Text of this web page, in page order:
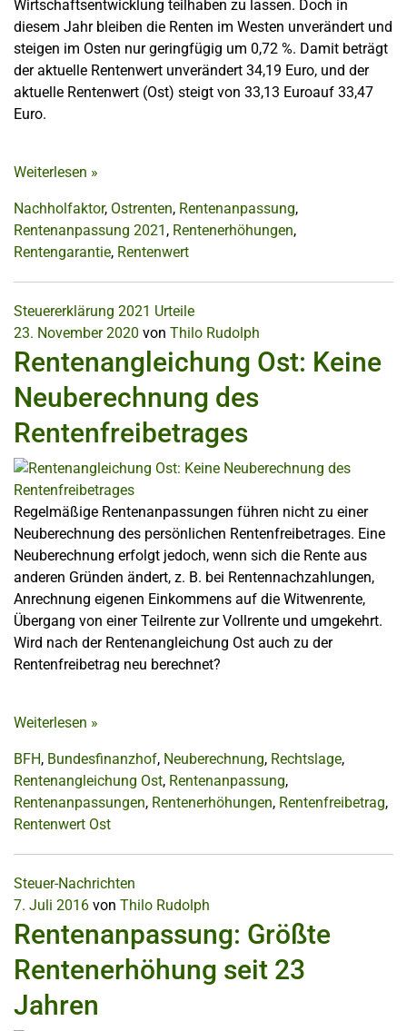
Wirtschaftsentwicklung teilhaben zu lassen. Doch in
diesem Jahr bleiben die Renten im Westen unverändert und
steigen im Osten nur geringfügig um 0,72 %. Damit beträgt
der aktuelle Rentenwert unverändert 34,19 Euro, und der
aktuelle Rentenwert (Ost) steigt von 33,13 Euroauf 33,47
Euro.
Weiterlesen »
Nachholfaktor, Ostrenten, Rentenanpassung,
Rentenanpassung 2021 , Rentenerhöhungen,
Rentengarantie, Rentenwert
Steuererklärung 2021 Urteile
23. November 2020 von Thilo Rudolph
Rentenangleichung Ost: Keine
Neuberechnung des
Rentenfreibetrages
Regelmäßige Rentenanpassungen führen nicht zu einer
Neuberechnung des persönlichen Rentenfreibetrages. Eine
Neuberechnung erfolgt jedoch, wenn sich die Rente aus
anderen Gründen ändert, z. B. bei Rentennachzahlungen,
Anrechnung eigenen Einkommens auf die Witwenrente,
Übergang von einer Teilrente zur Vollrente und umgekehrt.
Wird nach der Rentenangleichung Ost auch zu der
Rentenfreibetrag neu berechnet?
Weiterlesen »
BFH, Bundesfinanzhof, Neuberechnung, Rechtslage,
Rentenangleichung Ost, Rentenanpassung,
Rentenanpassungen, Rentenerhöhungen, Rentenfreibetrag,
Rentenwert Ost
Steuer-Nachrichten
7. Juli 2016 von Thilo Rudolph
Rentenanpassung: Größte
Rentenerhöhung seit 23
Jahren